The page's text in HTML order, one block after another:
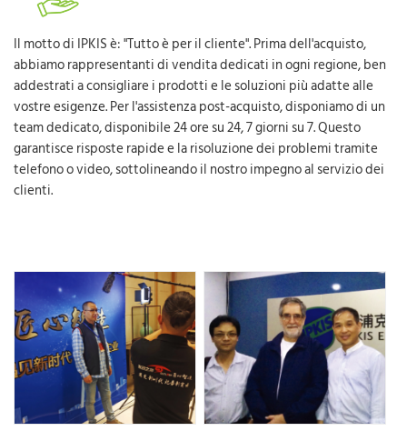
Il motto di IPKIS è: "Tutto è per il cliente". Prima dell'acquisto,
abbiamo rappresentanti di vendita dedicati in ogni regione, ben
addestrati a consigliare i prodotti e le soluzioni più adatte alle
vostre esigenze. Per l'assistenza post-acquisto, disponiamo di un
team dedicato, disponibile 24 ore su 24, 7 giorni su 7. Questo
garantisce risposte rapide e la risoluzione dei problemi tramite
telefono o video, sottolineando il nostro impegno al servizio dei
clienti.